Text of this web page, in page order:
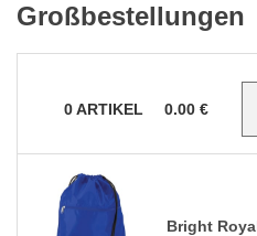
Großbestellungen
0ARTIKEL 0.00 €
Bright